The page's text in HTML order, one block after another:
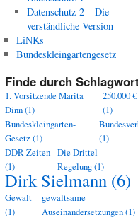
Datenschutz-2 – Die
verständliche Version
LiNKs
Bundeskleingartengesetz
Finde durch
1. Vorsitzende Marita
Dinn(1)
250.000 €
(1)
Bundeskleingarten-
Gesetz(1)
(1)
DDR-Zeiten
(1)
Die Drittel-
Regelung(1)
Dirk Sielmann (6)
Gewalt
(1)
gewaltsame
Auseinandersetzungen(1)